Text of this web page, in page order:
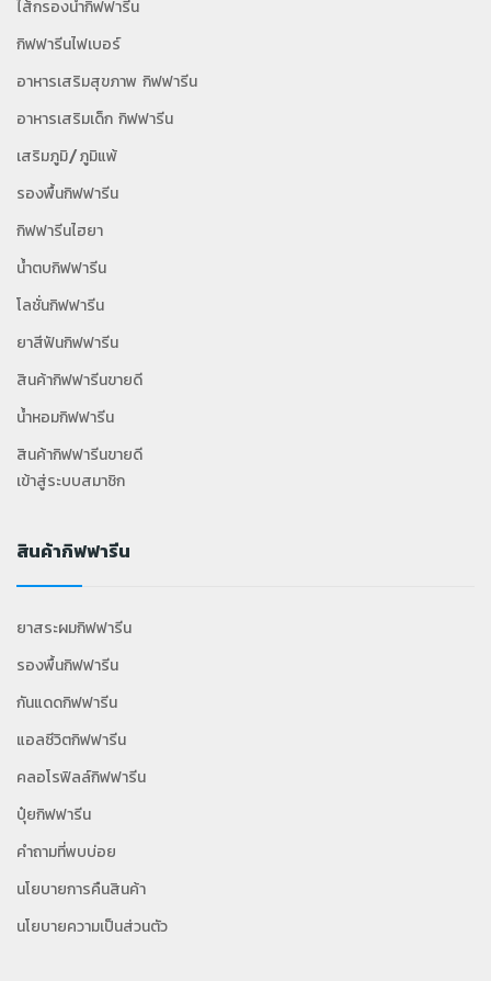
ไส้กรองน้ำกิฟฟารีน
กิฟฟารีนไฟเบอร์
อาหารเสริมสุขภาพ กิฟฟารีน
อาหารเสริมเด็ก กิฟฟารีน
เสริมภูมิ/ภูมิแพ้
รองพื้นกิฟฟารีน
กิฟฟารีนไฮยา
น้ำตบกิฟฟารีน
โลชั่นกิฟฟารีน
ยาสีฟันกิฟฟารีน
สินค้ากิฟฟารีนขายดี
น้ำหอมกิฟฟารีน
สินค้ากิฟฟารีนขายดี
เข้าสู่ระบบสมาชิก
สินค้ากิฟฟารีน
ยาสระผมกิฟฟารีน
รองพื้นกิฟฟารีน
กันแดดกิฟฟารีน
แอลซีวิตกิฟฟารีน
คลอโรฟิลล์กิฟฟารีน
ปุ๋ยกิฟฟารีน
คำถามที่พบบ่อย
นโยบายการคืนสินค้า
นโยบายความเป็นส่วนตัว